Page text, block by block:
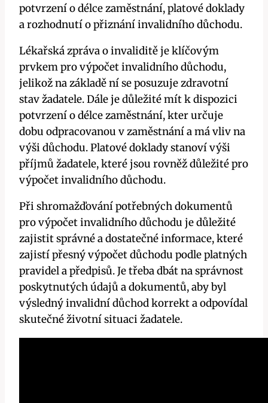
potvrzení o délce zaměstnání, platové doklady
a rozhodnutí o přiznání invalidního důchodu.
Lékařská zpráva o invaliditě je klíčovým
prvkem pro výpočet invalidního důchodu,
jelikož na základě ní se posuzuje zdravotní
stav žadatele. Dále je důležité mít k dispozici
potvrzení o délce zaměstnání, kter určuje
dobu odpracovanou v zaměstnání a má vliv na
výši důchodu. Platové doklady stanoví výši
příjmů žadatele, které jsou rovněž důležité pro
výpočet invalidního důchodu.
Při shromažďování potřebných dokumentů
pro výpočet invalidního důchodu je důležité
zajistit správné a dostatečné informace, které
zajistí přesný výpočet důchodu podle platných
pravidel a předpisů. Je třeba dbát na správnost
poskytnutých údajů a dokumentů, aby byl
výsledný invalidní důchod korrekt a odpovídal
skutečné životní situaci žadatele.